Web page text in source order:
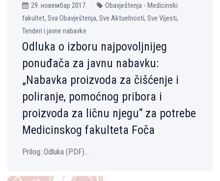
29. новембар 2017.
Obavještenja - Medicinski
fakultet, Sva Obavještenja, Sve Aktuelnosti, Sve Vijesti,
Tenderi i javne nabavke
Odluka o izboru najpovolјnijeg
ponuđača za javnu nabavku:
„Nabavka proizvoda za čišćenje i
poliranje, pomoćnog pribora i
proizvoda za ličnu njegu“ za potrebe
Medicinskog fakulteta Foča
Prilog: Оdluka (PDF)...